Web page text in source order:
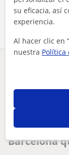
Comparte
arqueóloga con
Otros
Barcelona
su eficacia, así
experiencia.
Al hacer clic en
nuestra Política